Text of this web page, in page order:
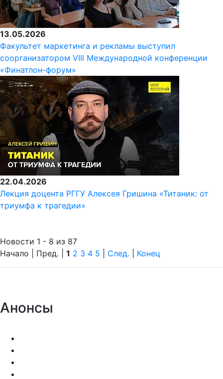
13.05.2026
Факультет маркетинга и рекламы выступил
соорганизатором VIII Международной конференции
«Финатлон-форум»
22.04.2026
Лекция доцента РГГУ Алексея Гришина «Титаник: от
триумфа к трагедии»
Новости 1 - 8 из 87
Начало | Пред. | 1 2 3 4 5 След. Конец
Анонсы